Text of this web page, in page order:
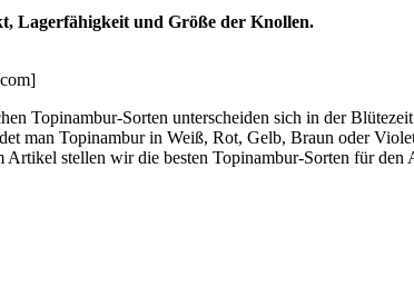
Lagerfähigkeit und Größe der Knollen.
Topinambur-Sorten unterscheiden sich in der
man Topinambur in Weiß, Rot, Gelb, Braun oder
stellen wir die besten Topinambur-Sorten für den